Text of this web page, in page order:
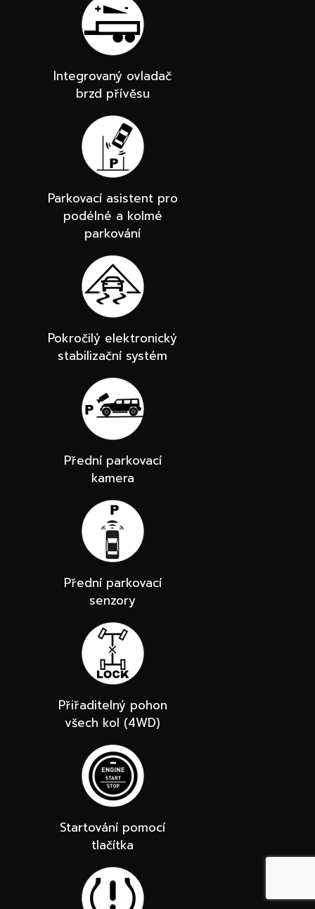
Integrovaný ovladač
brzd přívěsu
Parkovací asistent pro
podélné a kolmé
parkování
Pokročilý elektronický
stabilizační systém
Přední parkovací
kamera
Přední parkovací
senzory
Přiřaditelný pohon
všech kol (4WD)
Startování pomocí
tlačítka